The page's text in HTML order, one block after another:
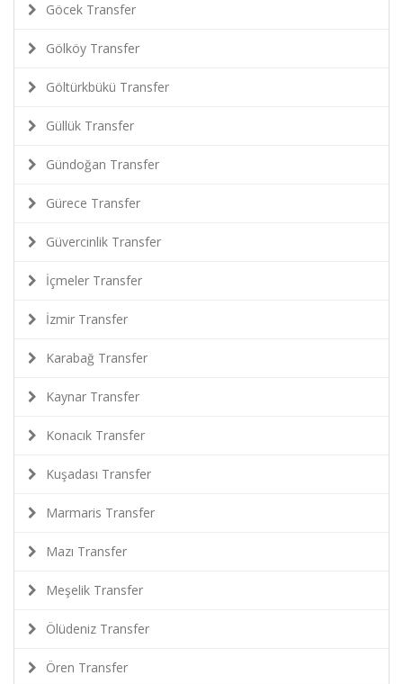
Göcek Transfer
Gölköy Transfer
Göltürkbükü Transfer
Güllük Transfer
Gündoğan Transfer
Gürece Transfer
Güvercinlik Transfer
İçmeler Transfer
İzmir Transfer
Karabağ Transfer
Kaynar Transfer
Konacık Transfer
Kuşadası Transfer
Marmaris Transfer
Mazı Transfer
Meşelik Transfer
Ölüdeniz Transfer
Ören Transfer